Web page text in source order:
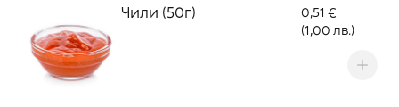
Чили (50г)
0,51 €
(1,00 лв.)